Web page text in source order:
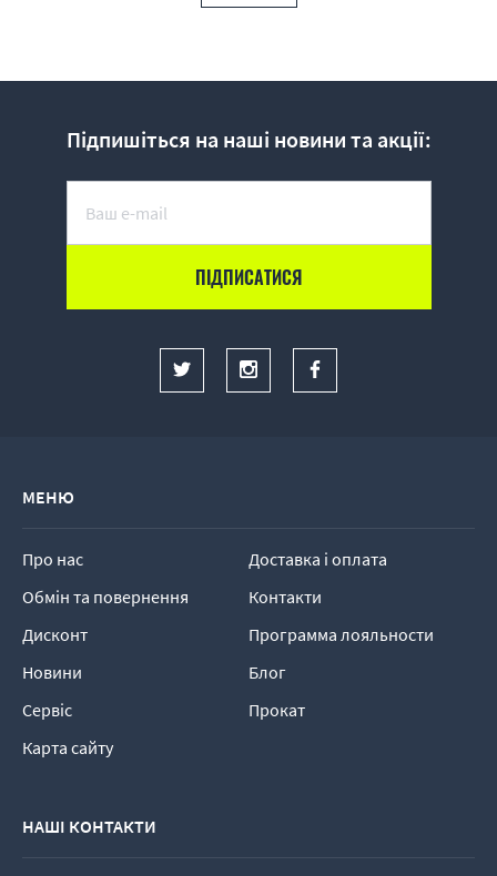
Підпишіться на наші новини та акції:
МЕНЮ
Про нас
Доставка і оплата
Обмін та повернення
Контакти
Дисконт
Программа лояльности
Новини
Блог
Сервіс
Прокат
Карта сайту
НАШІ КОНТАКТИ